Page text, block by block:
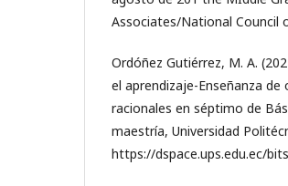
Associates/National Council
Ordóñez Gutiérrez, M. A.
el aprendizaje-Enseñanza
racionales en séptimo de
maestría, Universidad
https://dspace.ups.edu.ec/